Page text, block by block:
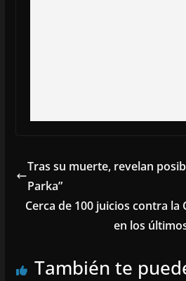
Tras su muerte, revelan
Parka”
Cerca de 100 juicios contra la
en los
También te